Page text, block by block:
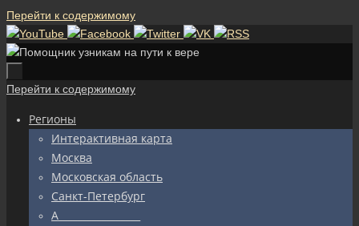
Перейти к содержимому
Перейти к содержимому
Регионы
Интерактивная карта
Москва
Московская область
Санкт-Петербург
А_________________